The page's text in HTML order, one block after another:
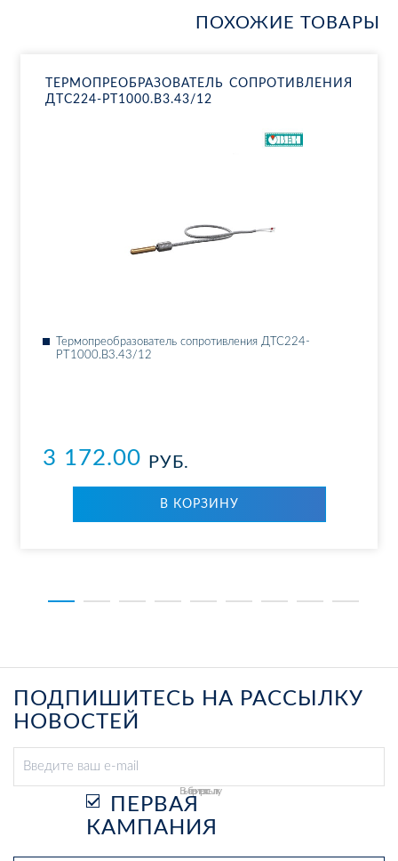
ПОХОЖИЕ ТОВАРЫ
ТЕР­МО­ПРЕ­ОБ­РА­ЗО­ВА­ТЕЛЬ СО­ПРО­ТИВ­ЛЕ­НИЯ
ДТ­С224-РТ1000.В3.43/12
Тер­мо­пре­об­ра­зо­ва­тель со­про­тив­ле­ния ДТ­С224-
РТ1000.В3.43/12
3 172.00 РУБ.
В КОР­ЗИ­НУ
ПОДПИШИТЕСЬ НА РАССЫЛКУ
НОВОСТЕЙ
Выберите рассылку
ПЕРВАЯ
КАМПАНИЯ